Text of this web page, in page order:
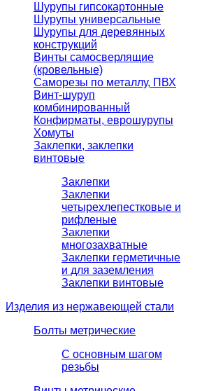
Шурупы гипсокартонные
Шурупы универсальные
Шурупы для деревянных
конструкций
Винты самосверлящие
(кровельные)
Саморезы по металлу, ПВХ
Винт-шуруп
комбинированный
Конфирматы, еврошурупы
Хомуты
Заклепки, заклепки
винтовые
Заклепки
Заклепки
четырехлепестковые и
рифленые
Заклепки
многозахватные
Заклепки герметичные
и для заземления
Заклепки винтовые
Изделия из нержавеющей стали
Болты метрические
С основным шагом
резьбы